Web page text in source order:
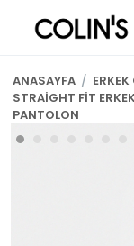
ANASAYFA /
STRAİGHT FİT
PANTOLON